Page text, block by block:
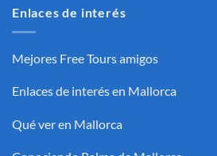
Enlaces de interés
Mejores Free Tours amigos
Enlaces de interés en Mallorca
Qué ver en Mallorca